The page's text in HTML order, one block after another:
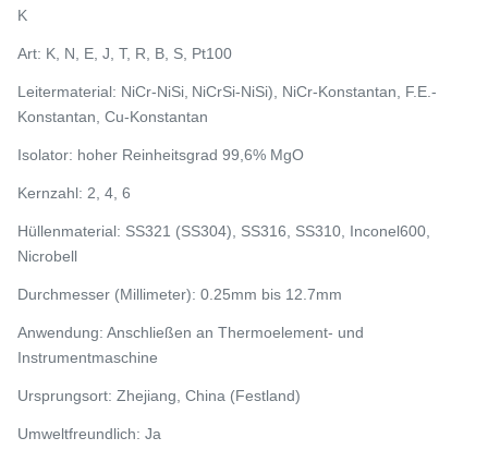
K
Art: K, N, E, J, T, R, B, S, Pt100
Leitermaterial: NiCr-NiSi, NiCrSi-NiSi), NiCr-Konstantan, F.E.-
Konstantan, Cu-Konstantan
Isolator: hoher Reinheitsgrad 99,6% MgO
Kernzahl: 2, 4, 6
Hüllenmaterial: SS321 (SS304), SS316, SS310, Inconel600,
Nicrobell
Durchmesser (Millimeter): 0.25mm bis 12.7mm
Anwendung: Anschließen an Thermoelement- und
Instrumentmaschine
Ursprungsort: Zhejiang, China (Festland)
Umweltfreundlich: Ja